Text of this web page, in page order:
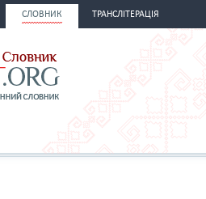
СЛОВНИК ТРАНСЛІТЕРАЦІЯ